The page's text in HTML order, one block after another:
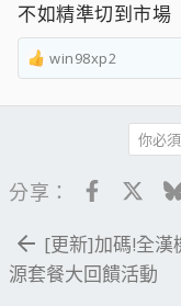
不如精準切到市場
R
a
o
s
：
win98xp2
你必
分享：
[更新]加碼!全漢
源套餐大回饋活動